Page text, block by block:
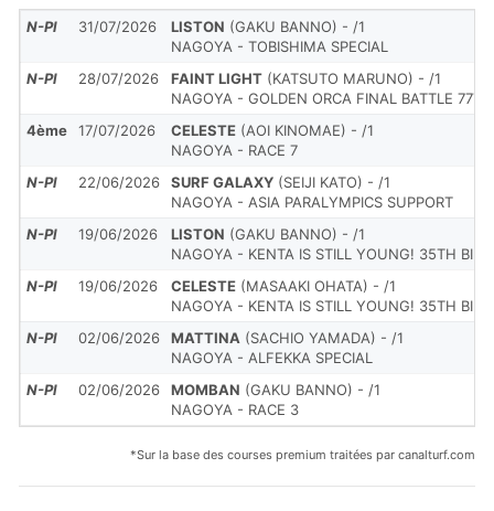
N-Pl 31/07/2026 LISTON (GAKU BANNO) - /1
NAGOYA - TOBISHIMA SPECIAL
N-Pl
28/07/2026 FAINT LIGHT (KATSUTO MARUNO) - /1
NAGOYA - GOLDEN ORCA FINAL BATTLE 777C
4ème
17/07/2026 CELESTE (AOI KINOMAE) - /1
NAGOYA - RACE 7
N-Pl
22/06/2026 SURF GALAXY (SEIJI KATO) - /1
NAGOYA - ASIA PARALYMPICS SUPPORT
N-Pl
19/06/2026 LISTON (GAKU BANNO) - /1
NAGOYA - KENTA IS STILL YOUNG! 35TH
N-Pl
19/06/2026 CELESTE (MASAAKI OHATA) - /1
NAGOYA - KENTA IS STILL YOUNG! 35TH
N-Pl
02/06/2026 MATTINA (SACHIO YAMADA) - /1
NAGOYA - ALFEKKA SPECIAL
N-Pl
02/06/2026 MOMBAN (GAKU BANNO) - /1
NAGOYA - RACE 3
*Sur la base des courses premium traitées par canalturf.com